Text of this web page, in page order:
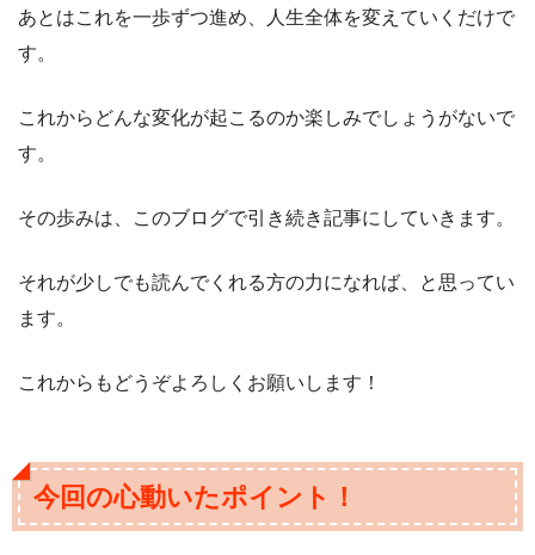
あとはこれを一歩ずつ進め、人生全体を変えていくだけで
す。
これからどんな変化が起こるのか楽しみでしょうがないで
す。
その歩みは、このブログで引き続き記事にしていきます。
それが少しでも読んでくれる方の力になれば、と思ってい
ます。
これからもどうぞよろしくお願いします！
今回の心動いたポイント！